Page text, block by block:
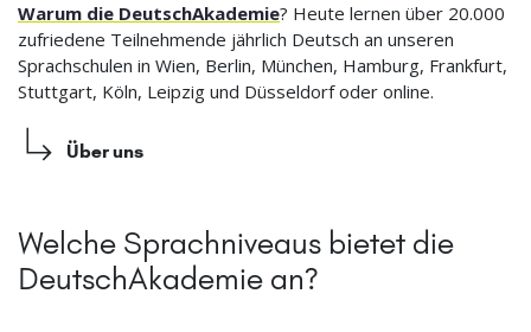
Warum die DeutschAkademie? Heute lernen über 20.000
zufriedene Teilnehmende jährlich Deutsch an unseren
Sprachschulen in Wien, Berlin, München, Hamburg, Frankfurt,
Stuttgart, Köln, Leipzig und Düsseldorf oder online.
Über uns
Welche Sprachniveaus bietet die
DeutschAkademie an?